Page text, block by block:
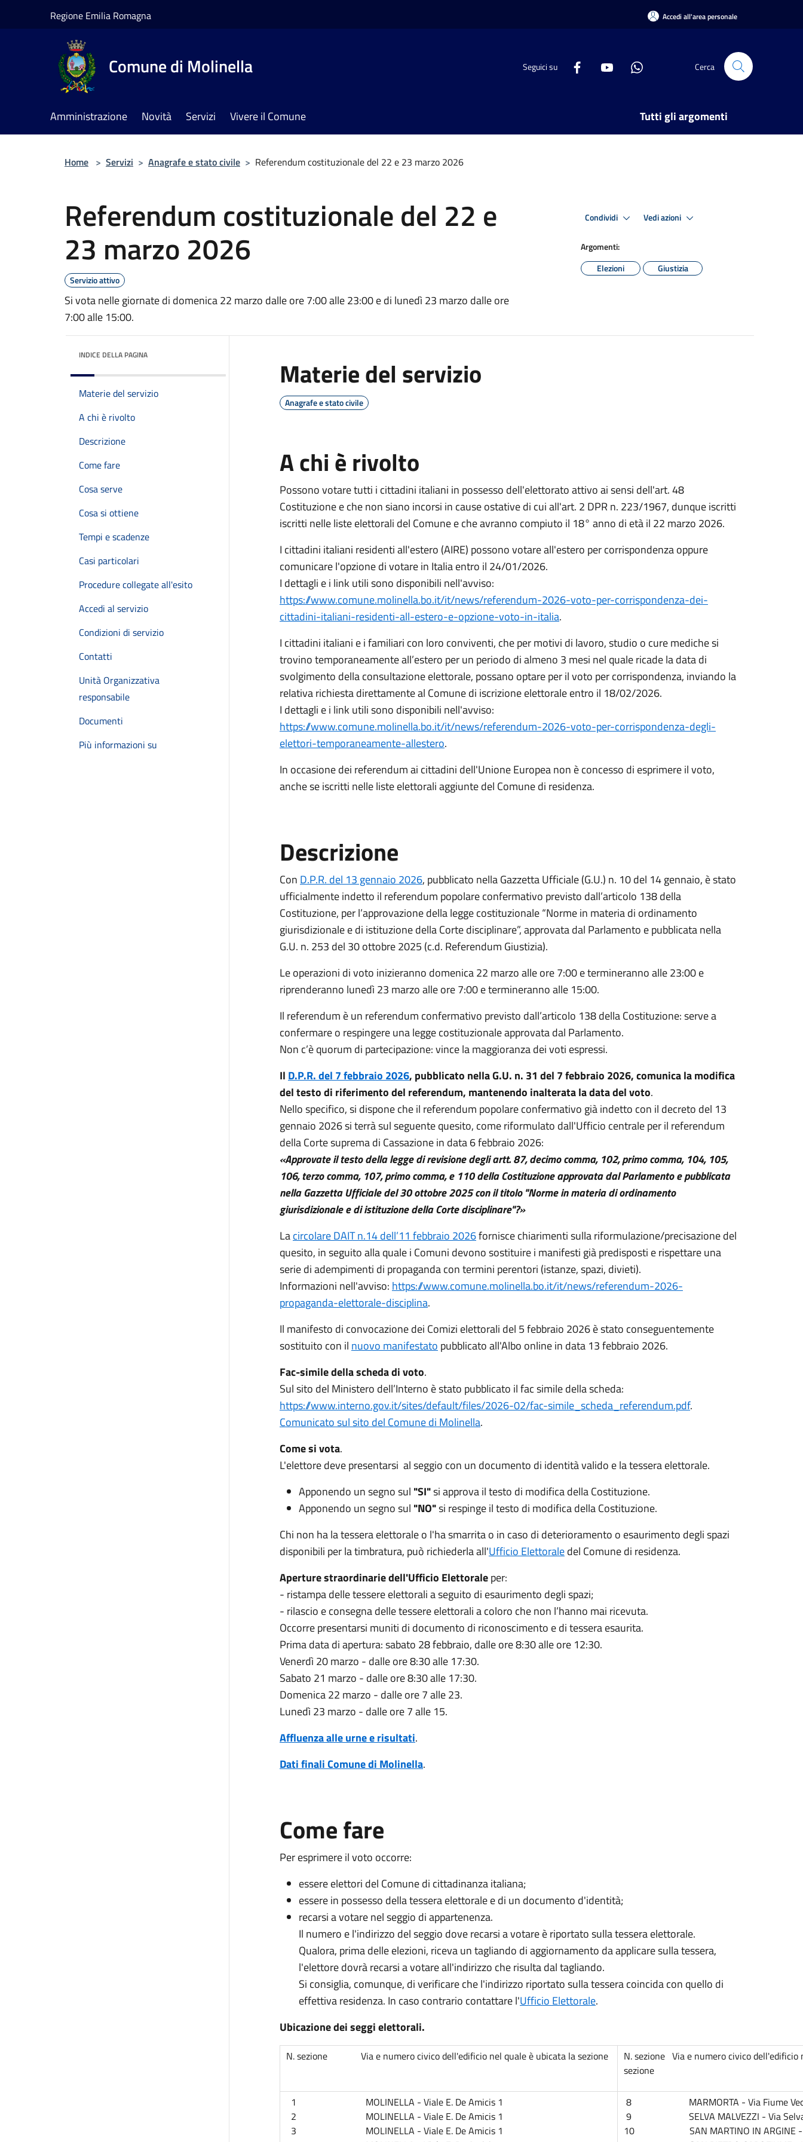
Regione Emilia Romagna Accedi all'area personale
Comune di Molinella Seguici su Cerca
Amministrazione Novità Servizi Vivere il Comune Tutti gli argomenti
Home > Servizi > Anagrafe e stato civile > Referendum costituzionale del 22 e 23 marzo 2026
Referendum costituzionale del 22 e
23 marzo 2026
Servizio attivo
Si vota nelle giornate di domenica 22 marzo dalle ore 7:00 alle 23:00 e di lunedì 23 marzo dalle ore
7:00 alle 15:00.
Condividi Vedi azioni
Argomenti:
Elezioni
Giustizia
INDICE DELLA PAGINA
Materie del servizio
A chi è rivolto
Descrizione
Come fare
Cosa serve
Cosa si ottiene
Tempi e scadenze
Casi particolari
Procedure collegate all'esito
Accedi al servizio
Condizioni di servizio
Contatti
Unità Organizzativa
responsabile
Documenti
Più informazioni su
Materie del servizio
Anagrafe e stato civile
A chi è rivolto
Possono votare tutti i cittadini italiani in possesso dell'elettorato attivo ai sensi dell'art. 48
Costituzione e che non siano incorsi in cause ostative di cui all'art. 2 DPR n. 223/1967, dunque iscritti
iscritti nelle liste elettorali del Comune e cheavranno compiuto il 18° anno di età il 22 marzo 2026.
I cittadini italiani residenti all'estero (AIRE) possono votare all'estero per corrispondenza oppure
comunicare l'opzione di votare in Italia entro il 24/01/2026.
I dettagli e i link utili sono disponibili nell'avviso:
https://www.comune.molinella.bo.it/it/news/referendum-2026-voto-per-corrispondenza-dei-
cittadini-italiani-residenti-all-estero-e-opzione-voto-in-italia.
I cittadini italiani e i familiari con loro conviventi, che per motivi di lavoro, studio o cure mediche si
trovino temporaneamente all’estero per un periodo di almeno 3 mesi nel quale ricade la data di
svolgimento della consultazione elettorale, possano optare per il voto per corrispondenza, inviando la
relativa richiesta direttamente al Comune di iscrizione elettorale entro il 18/02/2026.
I dettagli e i link utili sono disponibili nell'avviso:
https://www.comune.molinella.bo.it/it/news/referendum-2026-voto-per-corrispondenza-degli-
elettori-temporaneamente-allestero.
In occasione dei referendum ai cittadini dell'Unione Europea non è concesso di esprimere il voto,
anche se iscritti nelle liste elettorali aggiunte del Comune di residenza.
Descrizione
Con D.P.R. del 13 gennaio 2026, pubblicato nella Gazzetta Ufficiale (G.U.) n. 10 del 14 gennaio, è stato
ufficialmente indetto il referendum popolare confermativo previsto dall’articolo 138 della
Costituzione, per l’approvazione della legge costituzionale “Norme in materia di ordinamento
giurisdizionale e di istituzione della Corte disciplinare”, approvata dal Parlamento e pubblicata nella
G.U. n. 253 del 30 ottobre 2025 (c.d. Referendum Giustizia).
Le operazioni di voto inizieranno domenica 22 marzo alle ore 7:00 e termineranno alle 23:00 e
riprenderanno lunedì 23 marzo alle ore 7:00 e termineranno alle 15:00.
Il referendum è un referendum confermativo previsto dall’articolo 138 della Costituzione: serve a
confermare o respingere una legge costituzionale approvata dal Parlamento.
Non c’è quorum di partecipazione: vince la maggioranza dei voti espressi.
Il D.P.R. del 7 febbraio 2026, pubblicato nella G.U. n. 31 del 7 febbraio 2026, comunica la modifica
del testo di riferimento del referendum, mantenendo inalterata la data del voto.
Nello specifico, si dispone che il referendum popolare confermativo già indetto con il decreto del 13
gennaio 2026 si terrà sul seguente quesito, come riformulato dall'Ufficio centrale per il referendum
della Corte suprema di Cassazione in data 6 febbraio 2026:
«Approvate il testo della legge di revisione degli artt. 87, decimo comma, 102, primo comma, 104, 105,
106, terzo comma, 107, primo comma, e 110 della Costituzione approvata dal Parlamento e pubblicata
nella Gazzetta Ufficiale del 30 ottobre 2025 con il titolo "Norme in materia di ordinamento
giurisdizionale e di istituzione della Corte disciplinare"?»
Lacircolare DAIT n.14 dell’11 febbraio 2026fornisce chiarimenti sulla riformulazione/precisazione del
quesito, in seguito alla quale i Comuni devono sostituire i manifesti già predisposti e rispettare una
serie di adempimenti di propaganda con termini perentori (istanze, spazi, divieti).
Informazioni nell'avviso: https://www.comune.molinella.bo.it/it/news/referendum-2026-
propaganda-elettorale-disciplina.
Il manifesto di convocazione dei Comizi elettorali del 5 febbraio 2026 è stato conseguentemente
sostituito con il nuovo manifestato pubblicato all'Albo online in data 13 febbraio 2026.
Fac-simile della scheda di voto.
Sul sito del Ministero dell’Interno è stato pubblicato il fac simile della scheda:
https://www.interno.gov.it/sites/default/files/2026-02/fac-simile_scheda_referendum.pdf.
Comunicato sul sito del Comune di Molinella.
Come si vota.
L'elettore deve presentarsi al seggio con un documento di identità valido e la tessera elettorale.
Apponendo un segno sul "SI"si approva il testo di modifica della Costituzione.
Apponendo un segno sul "NO"si respinge il testo di modifica della Costituzione.
Chi non ha la tessera elettorale o l'ha smarrita o in caso di deterioramento o esaurimento degli spazi
disponibili per la timbratura, può richiederla all'Ufficio Elettoraledel Comune di residenza.
Aperture straordinarie dell'Ufficio Elettoraleper:
- ristampa delle tessere elettorali a seguito di esaurimento degli spazi;
- rilascio e consegna delle tessere elettorali a coloro che non l’hanno mai ricevuta.
Occorre presentarsi muniti di documento di riconoscimento e di tessera esaurita.
Prima data di apertura: sabato 28 febbraio, dalle ore 8:30 alle ore 12:30.
Venerdì 20 marzo - dalle ore 8:30 alle 17:30.
Sabato 21 marzo - dalle ore 8:30 alle 17:30.
Domenica 22 marzo - dalle ore 7 alle 23.
Lunedì 23 marzo - dalle ore 7 alle 15.
Affluenza alle urne e risultati.
Dati finali Comune di Molinella.
Come fare
Per esprimere il voto occorre:
essere elettori del Comune di cittadinanza italiana;
essere in possesso della tessera elettorale e di un documento d'identità;
recarsi a votare nel seggio di appartenenza.
Il numero e l'indirizzo del seggio dove recarsi a votare è riportato sulla tessera elettorale.
Qualora, prima delle elezioni, riceva un tagliando di aggiornamento da applicare sulla tessera,
l'elettore dovrà recarsi a votare all'indirizzo che risulta dal tagliando.
Si consiglia, comunque, di verificare che l'indirizzo riportato sulla tessera coincida con quello di
effettiva residenza. In caso contrario contattare l'Ufficio Elettorale.
Ubicazione dei seggi elettorali.
N. sezione Via e numero civico dell'edificio nel quale è ubicata la sezione
N. sezione Via e numero civico dell'edificio
sezione
1 MOLINELLA - Viale E. De Amicis 1
2 MOLINELLA - Viale E. De Amicis 1
3 MOLINELLA - Viale E. De Amicis 1
8 MARMORTA - Via Fiume
9 SELVA MALVEZZI - Via
10 SAN MARTINO IN ARGINE -